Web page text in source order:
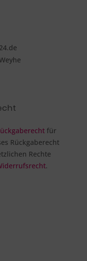
für
Rückgaberecht
Rechte
.